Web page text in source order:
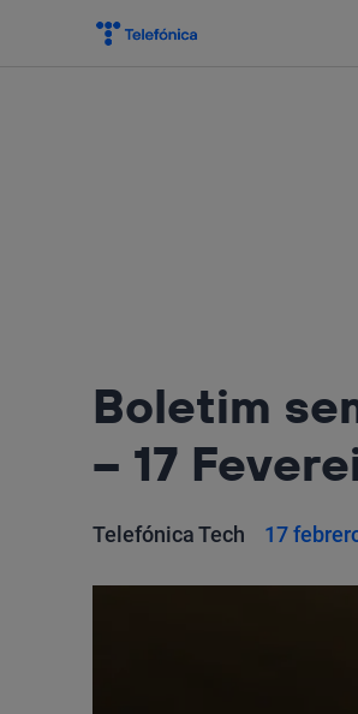
Boletim
– 17
Telefónica Tech 17